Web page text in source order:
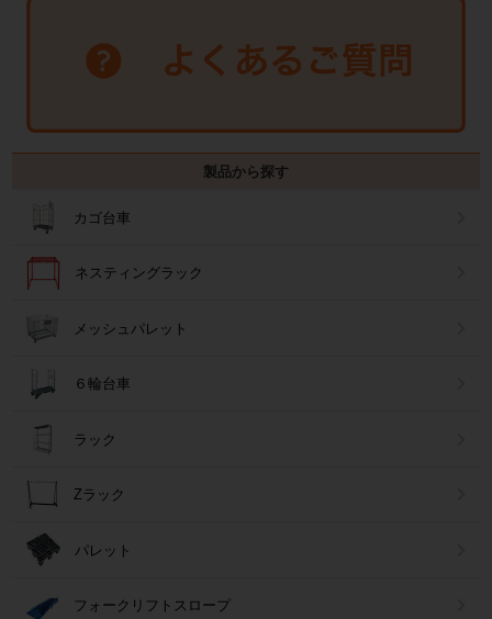
製品から探す
カゴ台車
ネスティングラック
メッシュパレット
６輪台車
ラック
Zラック
パレット
フォークリフトスロープ